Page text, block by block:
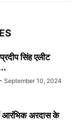
सिंह एलीट
- September 10, 2024
आरंभिक अरदास के